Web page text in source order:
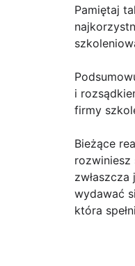
Pamiętaj
i
firmy
Bieżące
rozwiniesz
wydawać
która